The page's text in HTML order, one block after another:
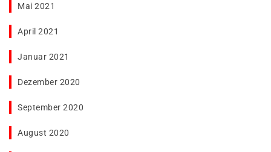
Mai 2021
April 2021
Januar 2021
Dezember 2020
September 2020
August 2020